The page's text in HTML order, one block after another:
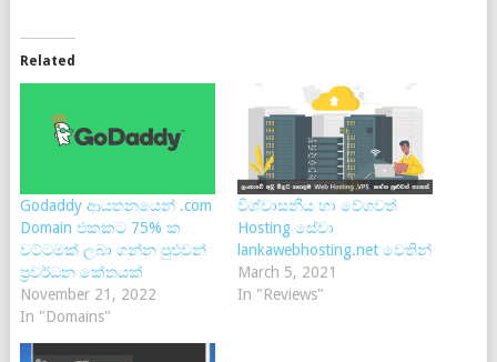
Related
Godaddy ආයතනයෙන් .com
Domain එකකට 75% ක
වට්ටමක් ලබා ගන්න පුළුවන්
ප්‍රවර්ධන කේතයක්
November 21, 2022
In "Domains"
විශ්වාසනීය හා වේගවත්
Hosting සේවා
lankawebhosting.net වෙතින්
March 5, 2021
In "Reviews"